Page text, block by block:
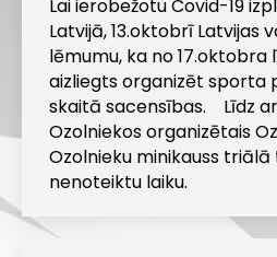
Lai ierobežotu Covid-19
Latvijā, 13.oktobrī Latvijas
lēmumu, ka no
aizliegts organizēt sporta
skaitā sacensības. Līdz
Ozolniekos organizētais
Ozolnieku minikauss
nenoteiktu laiku.